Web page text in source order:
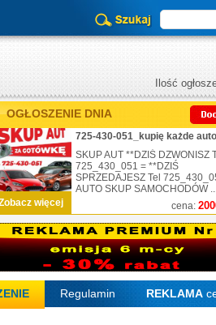
Ilość
OGŁOSZENIE DNIA
więcej cena:
SKUP AUT **DZIŚ DZWONISZ
725_430_051 = **DZIŚ
SPRZEDAJESZ Tel
AUTO SKUP SAMOCHODÓW
Regulamin REKLAMA